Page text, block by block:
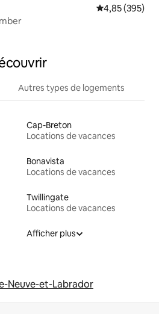
Évaluation
4,85 (395)
Autres types de logements
Cap-Breton
Locations de vacances
Bonavista
Locations de vacances
Twillingate
Locations de vacances
Afficher plus
Neuve-et-Labrador